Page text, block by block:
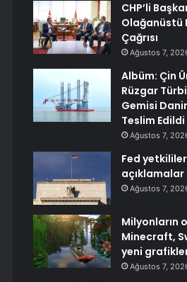
CHP’li
Olağanüstü
Çağrısı
Ağustos 7,
Albüm: Çin
Rüzgar
Gemisi
Teslim Edildi
Ağustos 7,
Fed
açıklamalar
Ağustos 7,
Milyonların
Minecraft,
yeni
Ağustos 7,